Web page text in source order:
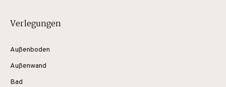
Verlegungen
Außenboden
Außenwand
Bad